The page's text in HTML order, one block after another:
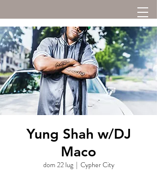
Yung Shah w/DJ
Maco
dom 22 lug
  |
Cypher City